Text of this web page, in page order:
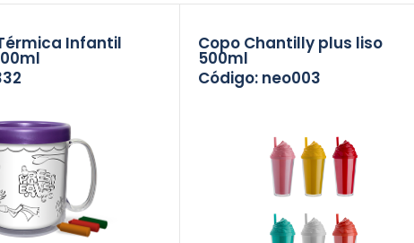
Infantil Copo Chantilly plus liso
500ml
Código: neo003